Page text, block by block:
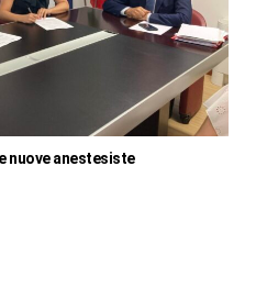
nuove anestesiste